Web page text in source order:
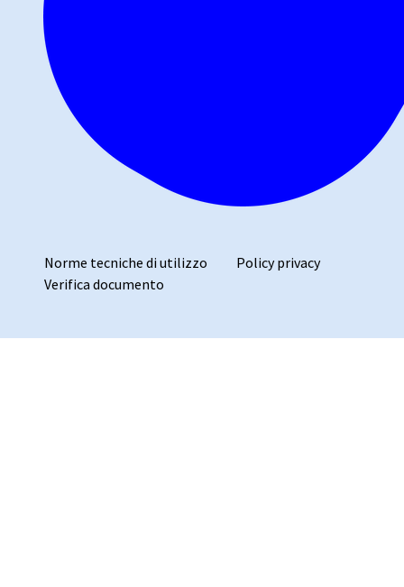
Norme tecniche di utilizzo
Policy privacy
Verifica documento